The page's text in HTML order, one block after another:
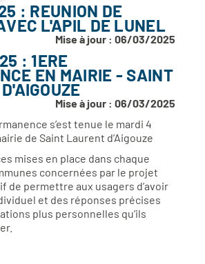
: REUNION DE
L'APIL DE LUNEL
Mise à jour : 06/03/2025
: 1ERE
EN MAIRIE - SAINT
Mise à jour : 06/03/2025
s’est tenue le mardi 4
de Saint Laurent d’Aigouze
mises en place dans chaque
concernées par le projet
de permettre aux usagers d’avoir
et des réponses précises
plus personnelles qu’ils